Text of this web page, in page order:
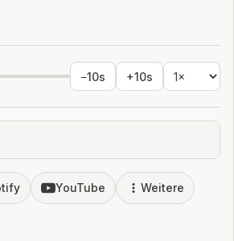
−10s +10s
YouTube Weitere